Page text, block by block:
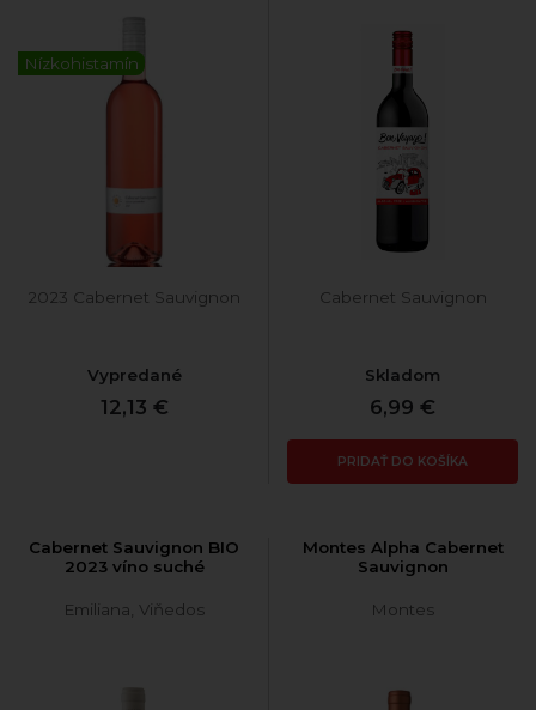
Nízkohistamín
2023 Cabernet Sauvignon
Vypredané
12,13 €
Cabernet Sauvignon
Skladom
6,99 €
PRIDAŤ DO KOŠÍKA
Cabernet Sauvignon BIO
2023 víno suché
Emiliana, Viňedos
Montes Alpha Cabernet
Sauvignon
Montes